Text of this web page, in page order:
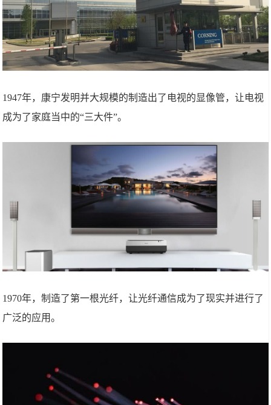
1947年，康宁发明并大规模的制造出了电视的显像管，让电视
成为了家庭当中的“三大件”。
1970年，制造了第一根光纤，让光纤通信成为了现实并进行了
广泛的应用。